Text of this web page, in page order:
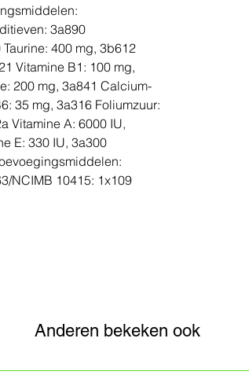
3a890
400 mg, 3b612
Vitamine B1: 100 mg,
200 mg, 3a841 Calcium-
35 mg, 3a316 Foliumzuur:
Vitamine A: 6000 IU,
E: 330 IU, 3a300
NCIMB 10415: 1x109
Anderen bekeken ook